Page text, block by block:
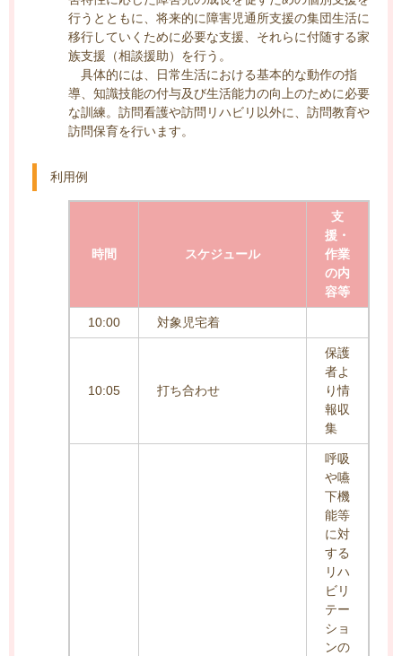
行うとともに、将来的に障害児通所支援の集団生活に
移行していくために必要な支援、それらに付随する家
族支援（相談援助）を行う。
具体的には、日常生活における基本的な動作の指
導、知識技能の付与及び生活能力の向上のために必要
な訓練。訪問看護や訪問リハビリ以外に、訪問教育や
訪問保育を行います。
利用例
時間 スケジュール
支
援・
作業
の内
容等
10:00 対象児宅着
10:05 打ち合わせ
保護
者よ
り情
報収
集
呼吸
や嚥
下機
能等
に対
する
リハ
ビリ
テー
ショ
ンの